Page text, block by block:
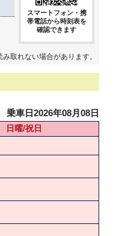
スマートフォン・携
帯電話から時刻表を
確認できます
取れない場合があります。
乗車日2026年08月08日
日曜/祝日